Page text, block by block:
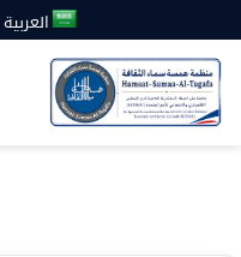
العربية